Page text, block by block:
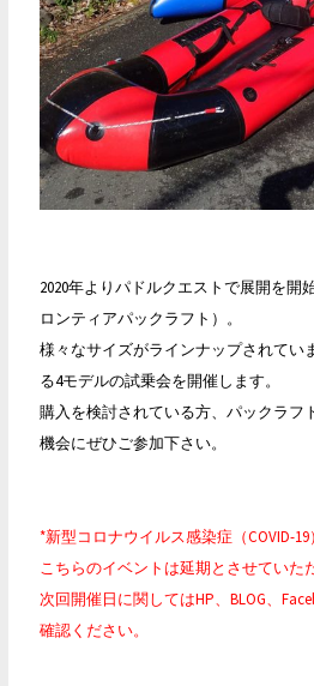
日
（日）
パ
ッ
ク
ラ
フ
ア
ー
@
多
摩
川
渓
谷
2020年よりパドルクエストで展開を開
ロンティアパックラフト）。
様々なサイズがラインナップされてい
る4モデルの試乗会を開催します。
購入を検討されている方、パックラフ
機会にぜひご参加下さい。
*新型コロナウイルス感染症（COVID-19
こちらのイベントは延期とさせていた
次回開催日に関してはHP、BLOG、
確認ください。